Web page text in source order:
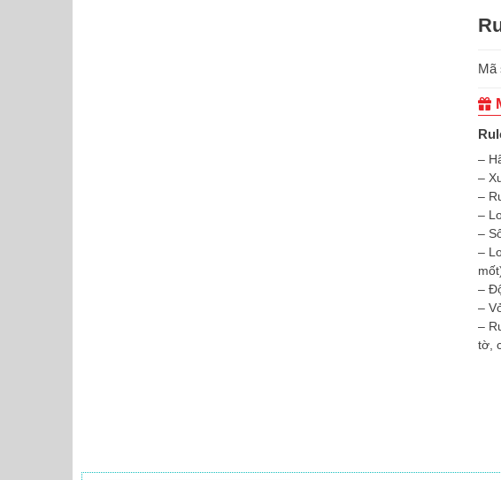
Mã
–
–
–
–
–
–
–
–
–
tờ,